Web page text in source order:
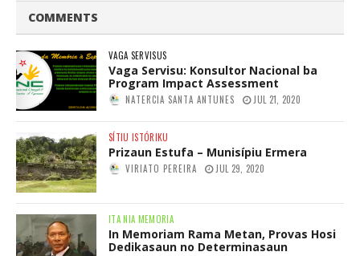
COMMENTS
VAGA SERVISUS
Vaga Servisu: Konsultor Nacional ba
Program Impact Assessment
NATERCIA SANTA ANTUNES JUL 21, 2020
SÍTIU ISTÓRIKU
Prizaun Estufa – Munisípiu Ermera
VIRIATO PEREIRA JUL 29, 2020
ITA NIA MEMORIA
In Memoriam Rama Metan, Provas Hosi
Dedikasaun no Determinasaun